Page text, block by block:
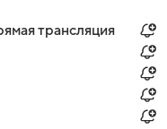
трансляция